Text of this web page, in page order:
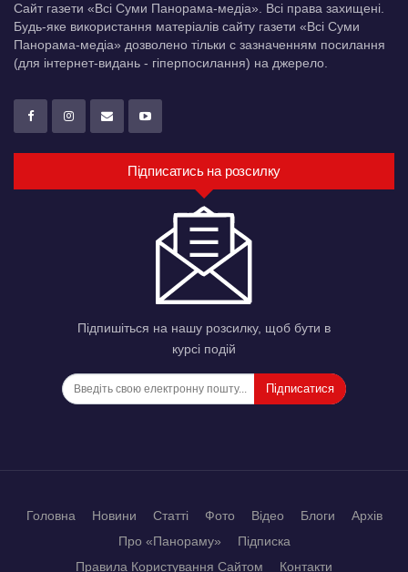
Сайт газети «Всі Суми Панорама-медіа». Всі права захищені.
Будь-яке використання матеріалів сайту газети «Всі Суми
Панорама-медіа» дозволено тільки c зазначенням посилання
(для інтернет-видань - гіперпосилання) на джерело.
Підписатись на розсилку
Підпишіться на нашу розсилку, щоб бути в
курсі подій
Підписатися
Головна Новини Статті Фото Відео Блоги
Архів
Про «Панораму»
Підписка
Правила Користування Сайтом
Контакти